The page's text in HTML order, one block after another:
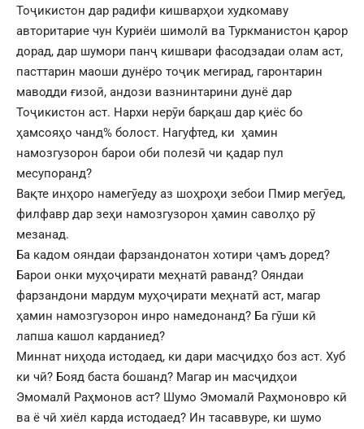
Тоҷикистон дар радифи кишварҳои худкомаву
авторитарие чун Куриёи шимолӣ ва Туркманистон қарор
дорад, дар шумори панҷ кишвари фасодзадаи олам аст,
пасттарин маоши дунёро тоҷик мегирад, гаронтарин
маводди ғизоӣ, андози вазнинтарини дунё дар
Тоҷикистон аст. Нархи нерӯи барқаш дар қиёс бо
ҳамсояҳо чанд% болост. Нагуфтед, ки ҳамин
намозгузорон барои оби полезӣ чи қадар пул
месупоранд?
Вақте инҳоро намегӯеду аз шоҳроҳи зебои Пмир мегӯед,
филфавр дар зеҳи намозгузорон ҳамин саволҳо рӯ
мезанад.
Ба кадом ояндаи фарзандонатон хотири ҷамъ доред?
Барои онки муҳоҷирати меҳнатӣ раванд? Ояндаи
фарзандони мардум муҳоҷирати меҳнатӣ аст, магар
ҳамин намозгузорон инро намедонанд? Ба гӯши кӣ
лапша кашол карданиед?
Миннат ниҳода истодаед, ки дари масҷидҳо боз аст. Хуб
ки чӣ? Бояд баста бошанд? Магар ин масҷидҳои
Эмомалӣ Раҳмонов аст? Шумо Эмомалӣ Раҳмоновро кӣ
ва ё чӣ хиёл карда истодаед? Ин тасаввуре, ки шумо